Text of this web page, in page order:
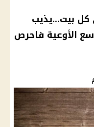
بيت...يذيب
الأوعية فاحرص